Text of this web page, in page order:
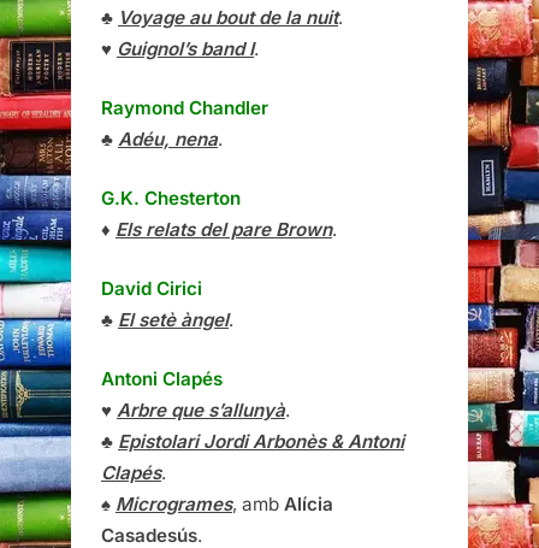
♣ Voyage au bout de la nuit.
♥ Guignol’s band I.
Raymond Chandler
♣ Adéu, nena.
G.K. Chesterton
♦ Els relats del pare Brown.
David Cirici
♣ El setè àngel.
Antoni Clapés
♥ Arbre que s’allunyà.
♣ Epistolari Jordi Arbonès & Antoni
Clapés.
♠ Microgrames, amb Alícia
Casadesús.